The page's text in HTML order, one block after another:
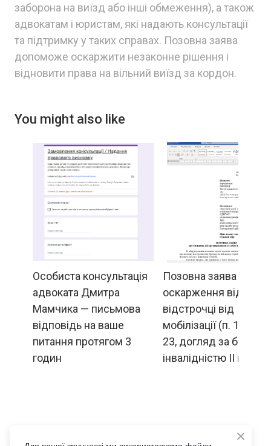
заборона на виїзд або інші обмеження), а також
адвокатам і юристам, які надають консультації
та підтримку у таких справах. Позовна заява
допоможе оскаржити незаконне рішення і
відновити права на вільний виїзд за кордон.
You might also like
Особиста консультація
адвоката Дмитра
Мамчика — письмова
відповідь на ваше
питання протягом 3
годин
Позовна заява
оскарження відмови
відстрочці від
мобілізації (п. 13 ч. 1
23, догляд за
інвалідністю ІІ групи)